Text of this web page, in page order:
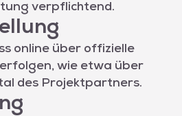
verpflichtend.
online über offizielle
wie etwa über
des Projektpartners.